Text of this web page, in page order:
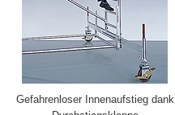
Gefahrenloser Innenaufstieg dank